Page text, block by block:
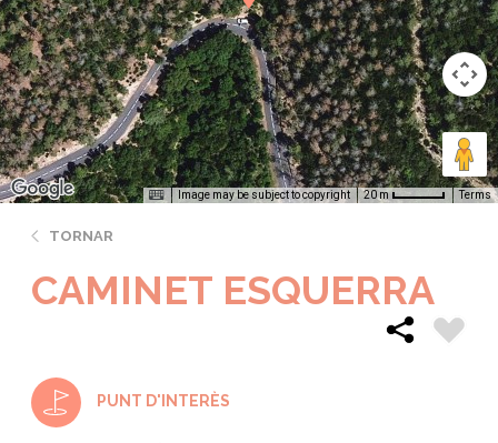
Image may be subject to copyright 20 m Terms
TORNAR
CAMINET ESQUERRA
PUNT D'INTERÈS